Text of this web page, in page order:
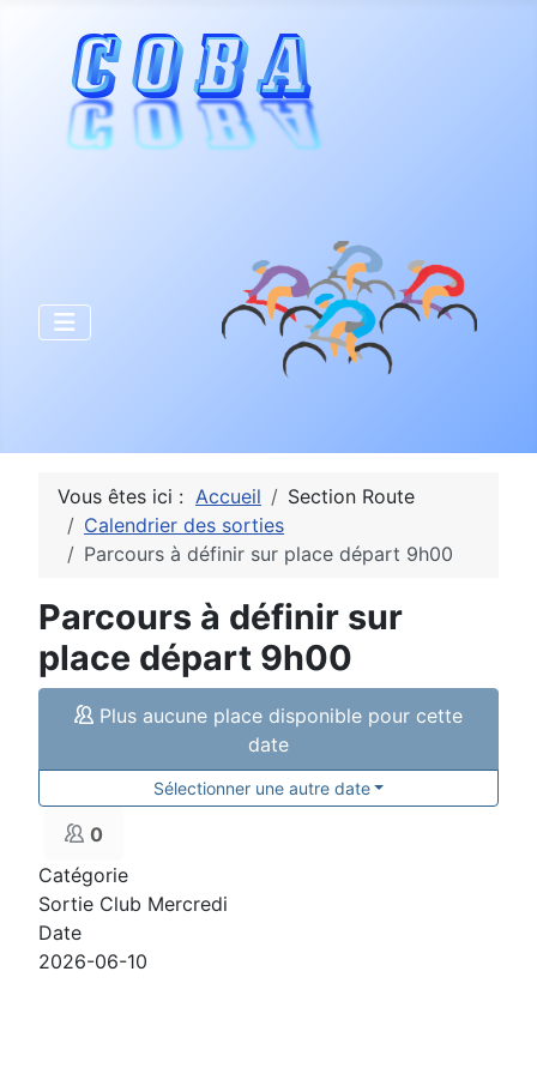
Vous êtes ici : Accueil
Section Route
Calendrier des sorties
Parcours à définir sur place départ 9h00
Parcours à définir sur
place départ 9h00
Plus aucune place disponible pour cette
date
Sélectionner une autre date
0
Catégorie
Sortie Club Mercredi
Date
2026-06-10